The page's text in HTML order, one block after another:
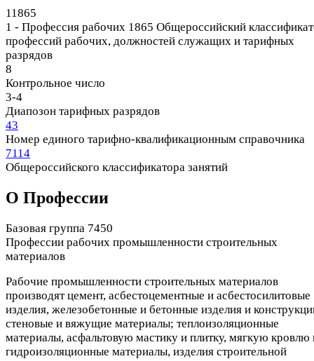
11865
1 - Профессия рабочих 1865 Общероссийский
профессий рабочих, должностей служащих и тарифных
разрядов
8
Контрольное число
3-4
Диапозон тарифных разрядов
43
Номер единого тарифно-квалификационным справочника
7114
Общероссийского классификатора занятий
О Профеcсии
Базовая группа 7450
Профессии рабочих промышленности строительных
материалов
Рабочие промышленности строительных материалов
производят цемент, асбестоцементные и асбестосилитовые
изделия, железобетонные и бетонные изделия и
стеновые и вяжущие материалы; теплоизоляционные
материалы, асфальтовую мастику и плитку, мягкую кровлю
гидроизоляционные материалы, изделия строительной